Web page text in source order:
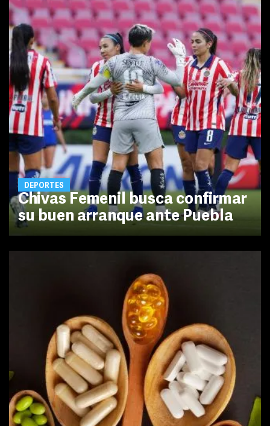
DEPORTES
Chivas Femenil busca confirmar
su buen arranque ante Puebla